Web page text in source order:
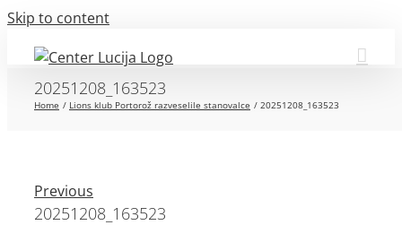
Skip to content
20251208_163523
Home Lions klub Portorož razveselile stanovalce 20251208_163523
Previous
20251208_163523